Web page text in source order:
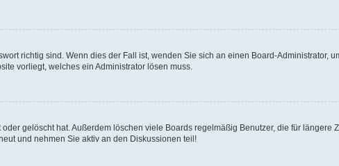
richtig sind. Wenn dies der Fall ist, wenden Sie sich an einen Board-Administrator,
vorliegt, welches ein Administrator lösen muss.
gelöscht hat. Außerdem löschen viele Boards regelmäßig Benutzer, die für längere
und nehmen Sie aktiv an den Diskussionen teil!